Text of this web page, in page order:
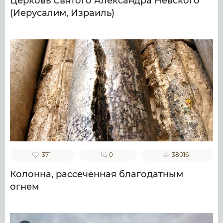
(Иерусалим, Израиль)
371 0 38016
Колонна, рассеченная благодатным
огнем